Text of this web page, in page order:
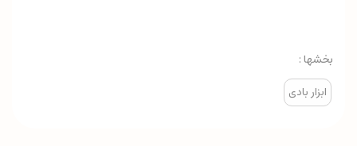
بخشها :
ابزار بادی